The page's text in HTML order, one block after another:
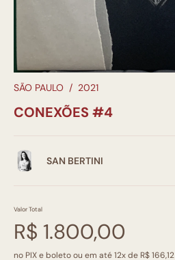
SÃO PAULO / 2021
CONEXÕES #4
SAN BERTINI
Valor Total
R$ 1.800,00
no PIX e boleto ou em até 12x de R$ 166,12